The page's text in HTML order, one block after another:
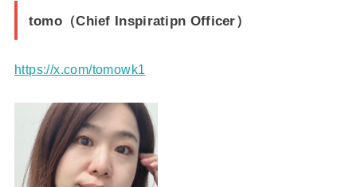
tomo（Chief Inspiratipn Officer）
https://x.com/tomowk1